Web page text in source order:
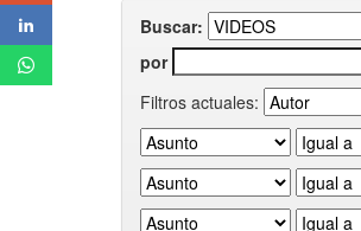
Buscar:
por
Filtros actuales: